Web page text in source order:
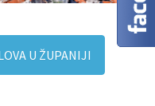
U ŽUPANIJI